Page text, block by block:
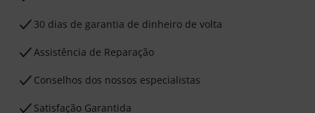
30 dias de garantia de dinheiro de volta
Assistência de Reparação
Conselhos dos nossos especialistas
Satisfação Garantida